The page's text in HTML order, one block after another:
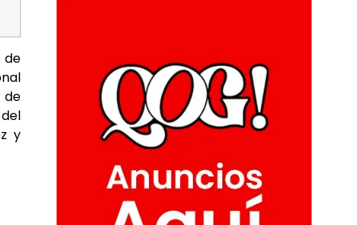
de
de
y